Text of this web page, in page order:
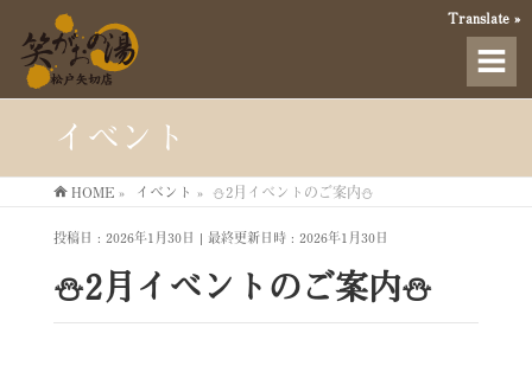
イベント
HOME » イベント » ⛄2月イベントのご案内⛄
投稿日 : 2026年1月30日 最終更新日時 : 2026年1月30日
⛄2月イベントのご案内⛄
Translate »